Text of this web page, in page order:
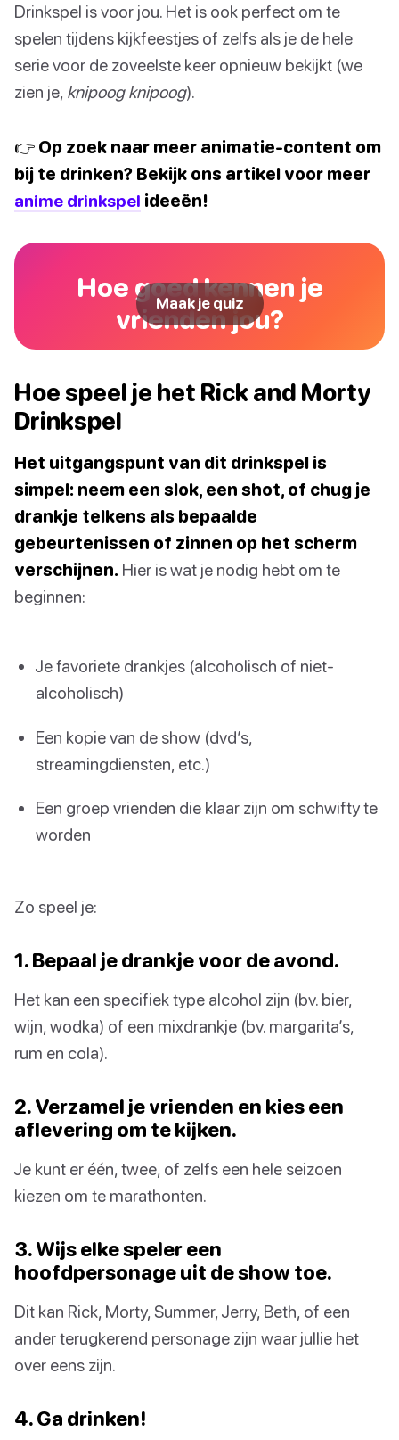
Drinkspel is voor jou. Het is ook perfect om te
spelen tijdens kijkfeestjes of zelfs als je de hele
serie voor de zoveelste keer opnieuw bekijkt (we
zien je, knipoog knipoog).
👉 Op zoek naar meer animatie-content om
bij te drinken? Bekijk ons artikel voor meer
anime drinkspel ideeën!
Hoe goed kennen je
vrienden jou?
Maak je quiz
Hoe speel je het Rick and Morty
Drinkspel
Het uitgangspunt van dit drinkspel is
simpel: neem een slok, een shot, of chug je
drankje telkens als bepaalde
gebeurtenissen of zinnen op het scherm
verschijnen. Hier is wat je nodig hebt om te
beginnen:
Je favoriete drankjes (alcoholisch of niet-
alcoholisch)
Een kopie van de show (dvd’s,
streamingdiensten, etc.)
Een groep vrienden die klaar zijn om schwifty te
worden
Zo speel je:
1. Bepaal je drankje voor de avond.
Het kan een specifiek type alcohol zijn (bv. bier,
wijn, wodka) of een mixdrankje (bv. margarita’s,
rum en cola).
2. Verzamel je vrienden en kies een
aflevering om te kijken.
Je kunt er één, twee, of zelfs een hele seizoen
kiezen om te marathonten.
3. Wijs elke speler een
hoofdpersonage uit de show toe.
Dit kan Rick, Morty, Summer, Jerry, Beth, of een
ander terugkerend personage zijn waar jullie het
over eens zijn.
4. Ga drinken!